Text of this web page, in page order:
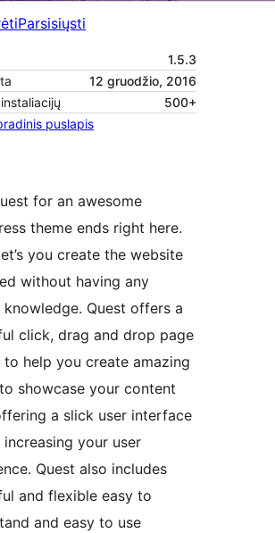
Parsisiųsti
1.5.3
12 gruodžio, 2016
500+
puslapis
for an awesome
theme ends right here.
you create the website
without having any
Quest offers a
click, drag and drop page
to help you create amazing
showcase your content
a slick user interface
increasing your user
Quest also includes
and flexible easy to
and easy to use